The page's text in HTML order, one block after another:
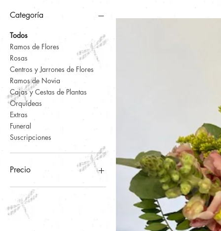
Categoría
Todos
Ramos de Flores
Rosas
Centros y Jarrones de Flores
Ramos de Novia
Cajas y Cestas de Plantas
Orquídeas
Extras
Funeral
Suscripciones
Precio
4 €